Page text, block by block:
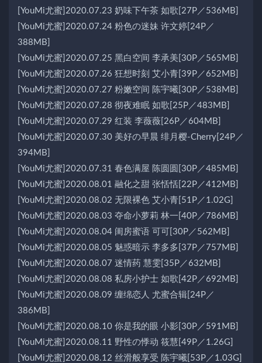
[YouMi尤蜜]2020.07.23 奶味下午茶 如歌[27P／536MB]
[YouMi尤蜜]2020.07.24 粉色の迷妹 许文婷[24P／
388MB]
[YouMi尤蜜]2020.07.25 黑白空间 李承美[30P／565MB]
[YouMi尤蜜]2020.07.26 狂想时刻 艾小青[39P／652MB]
[YouMi尤蜜]2020.07.27 粉嫩空间 陈宇曦[30P／538MB]
[YouMi尤蜜]2020.07.28 彻夜难眠 如歌[25P／483MB]
[YouMi尤蜜]2020.07.29 红装 李薇薇[26P／604MB]
[YouMi尤蜜]2020.07.30 美好の早晨 绯月樱-Cherry[24P／
394MB]
[YouMi尤蜜]2020.07.31 春色满屋 陈圆圆[30P／485MB]
[YouMi尤蜜]2020.08.01 融化之甜 张恬恬[22P／412MB]
[YouMi尤蜜]2020.08.02 无限裸色 艾小青[51P／1.02G]
[YouMi尤蜜]2020.08.03 夺命小萝莉 林一[40P／786MB]
[YouMi尤蜜]2020.08.04 闺房蜜语 可可[30P／562MB]
[YouMi尤蜜]2020.08.05 魅惑暗示 李多多[37P／757MB]
[YouMi尤蜜]2020.08.07 迷情药 慧雯[35P／632MB]
[YouMi尤蜜]2020.08.08 私房小护士 如歌[42P／692MB]
[YouMi尤蜜]2020.08.09 缠绵恋人 尤蜜合辑[24P／
386MB]
[YouMi尤蜜]2020.08.10 你是我的眼 小影[30P／591MB]
[YouMi尤蜜]2020.08.11 野性の悸动 筱慧[49P／1.26G]
[YouMi尤蜜]2020.08.12 丝滑般享受 陈宇曦[53P／1.03G]